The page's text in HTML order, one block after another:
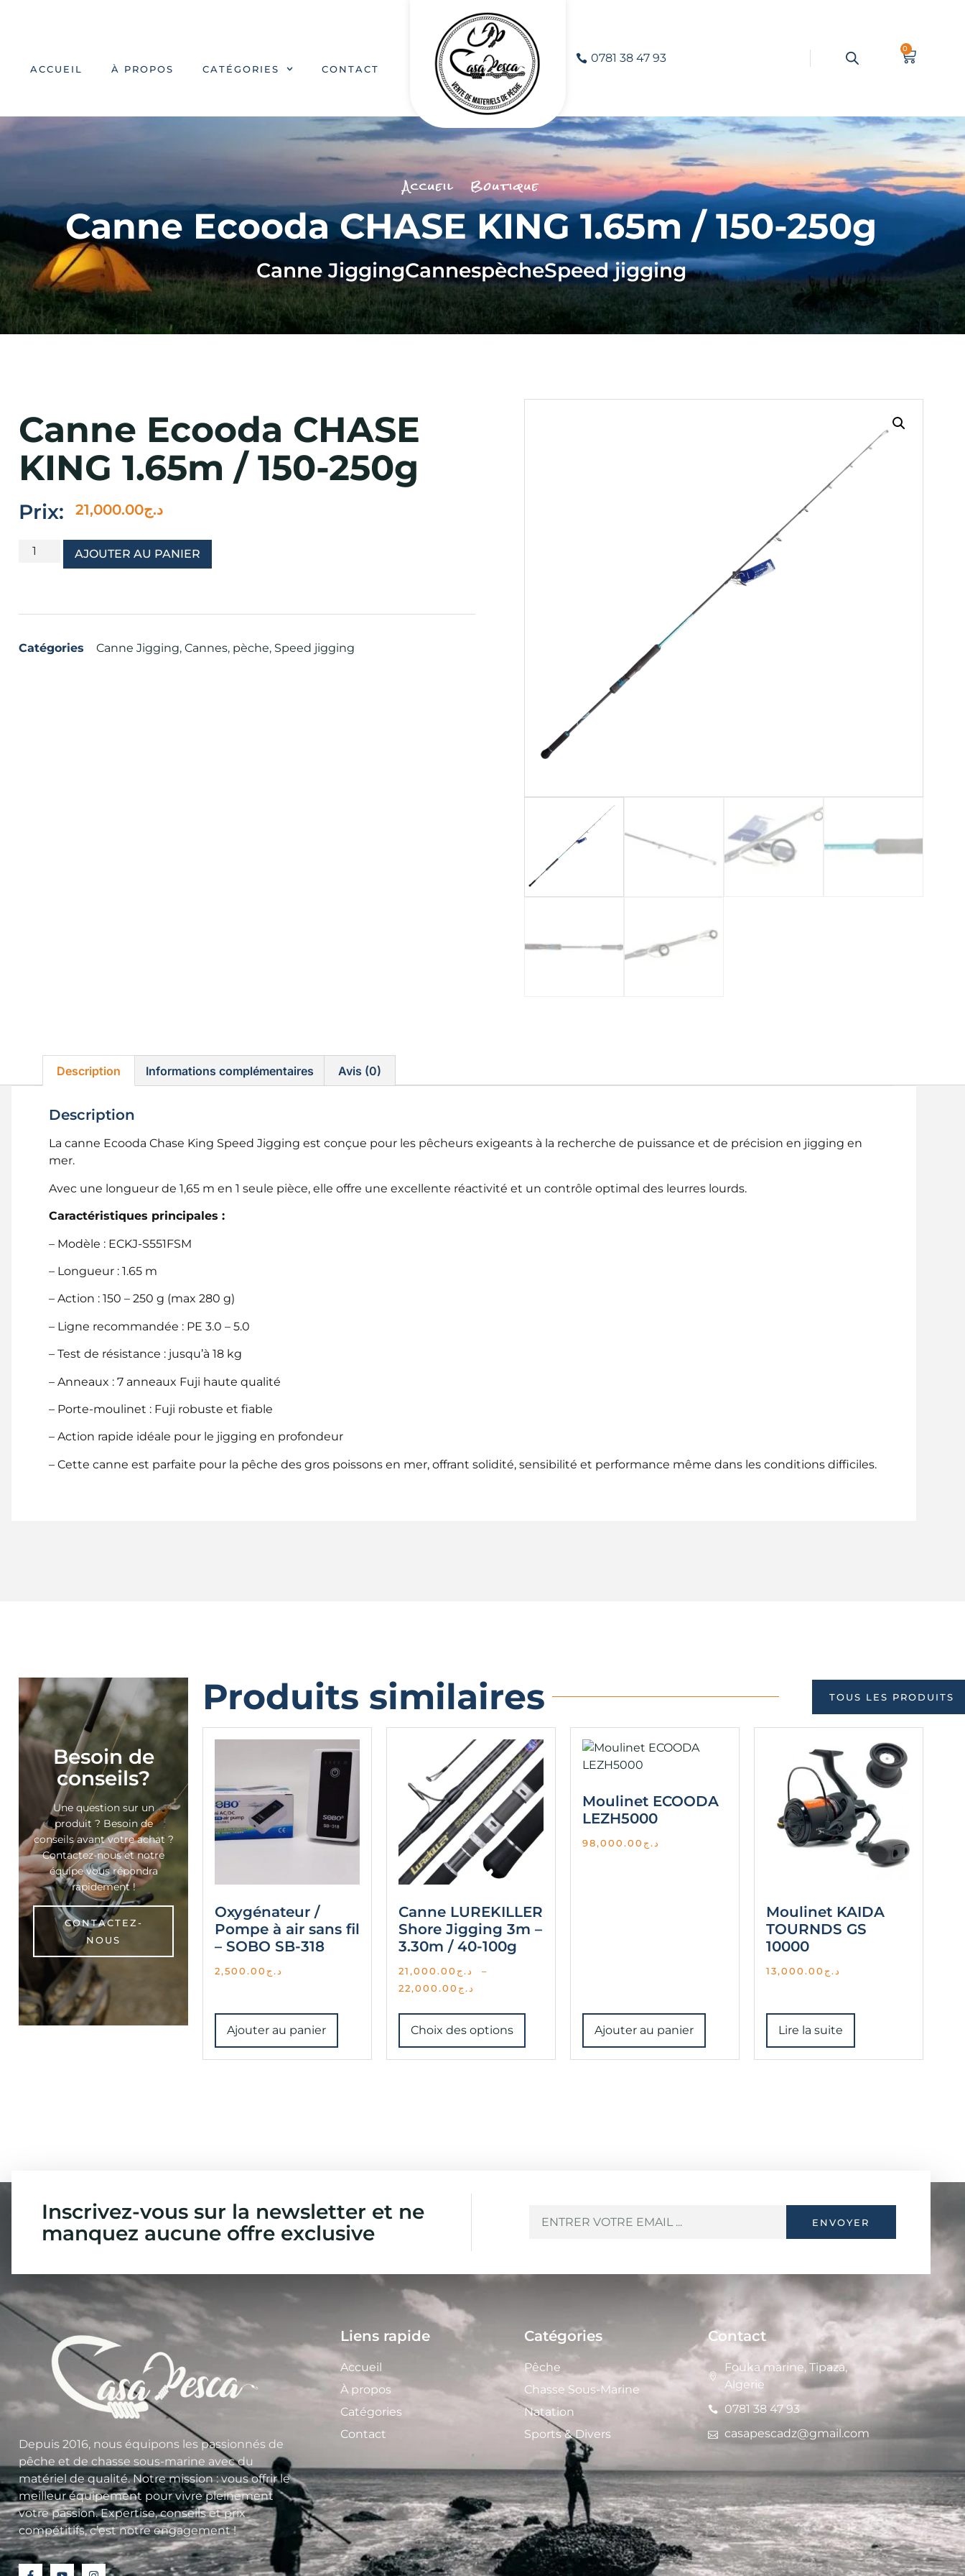
ACCUEIL À PROPOS CATÉGORIES CONTACT
0781 38 47 93
0
Accueil Boutique
Canne Ecooda CHASE KING 1.65m / 150-250g
Canne JiggingCannespècheSpeed jigging
Canne Ecooda CHASE
KING 1.65m / 150-250g
Prix: د.ج21,000.00
AJOUTER AU PANIER
Catégories Canne Jigging, Cannes, pèche, Speed jigging
Description Informations complémentaires Avis (0)
Description
La canne Ecooda Chase King Speed Jigging est conçue pour les pêcheurs exigeants à la recherche de puissance et de précision en jigging en
mer.
Avec une longueur de 1,65 m en 1 seule pièce, elle offre une excellente réactivité et un contrôle optimal des leurres lourds.
Caractéristiques principales :
– Modèle : ECKJ-S551FSM
– Longueur : 1.65 m
– Action : 150 – 250 g (max 280 g)
– Ligne recommandée : PE 3.0 – 5.0
– Test de résistance : jusqu’à 18 kg
– Anneaux : 7 anneaux Fuji haute qualité
– Porte-moulinet : Fuji robuste et fiable
– Action rapide idéale pour le jigging en profondeur
– Cette canne est parfaite pour la pêche des gros poissons en mer, offrant solidité, sensibilité et performance même dans les conditions difficiles.
Besoin de
conseils?
Une question sur un
produit ? Besoin de
conseils avant votre achat ?
Contactez-nous et notre
équipe vous répondra
rapidement !
CONTACTEZ-
NOUS
Produits similaires TOUS LES PRODUITS
Oxygénateur /
Pompe à air sans fil
– SOBO SB-318
د.ج 2,500.00
Ajouter au panier
Canne LUREKILLER
Shore Jigging 3m –
3.30m / 40-100g
د.ج 21,000.00
–
د.ج 22,000.00
Choix des options
Moulinet ECOODA
LEZH5000
د.ج 98,000.00
Ajouter au panier
Moulinet KAIDA
TOURNDS GS
10000
د.ج 13,000.00
Lire la suite
Inscrivez-vous sur la newsletter et ne
manquez aucune offre exclusive
ENVOYER
Depuis 2016, nous équipons les passionnés de
pêche et de chasse sous-marine avec du
matériel de qualité. Notre mission : vous offrir le
meilleur équipement pour vivre pleinement
votre passion. Expertise, conseils et prix
compétitifs, c’est notre engagement !
Liens rapide
Accueil
À propos
Catégories
Contact
Catégories
Pêche
Chasse Sous-Marine
Natation
Sports & Divers
Contact
Fouka marine, Tipaza,
Algerie
0781 38 47 93
casapescadz@gmail.com